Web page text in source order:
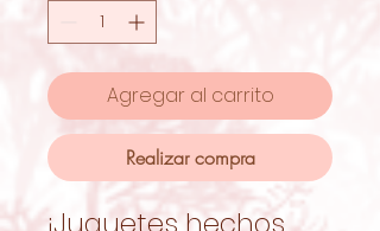
Agregar al carrito
Realizar compra